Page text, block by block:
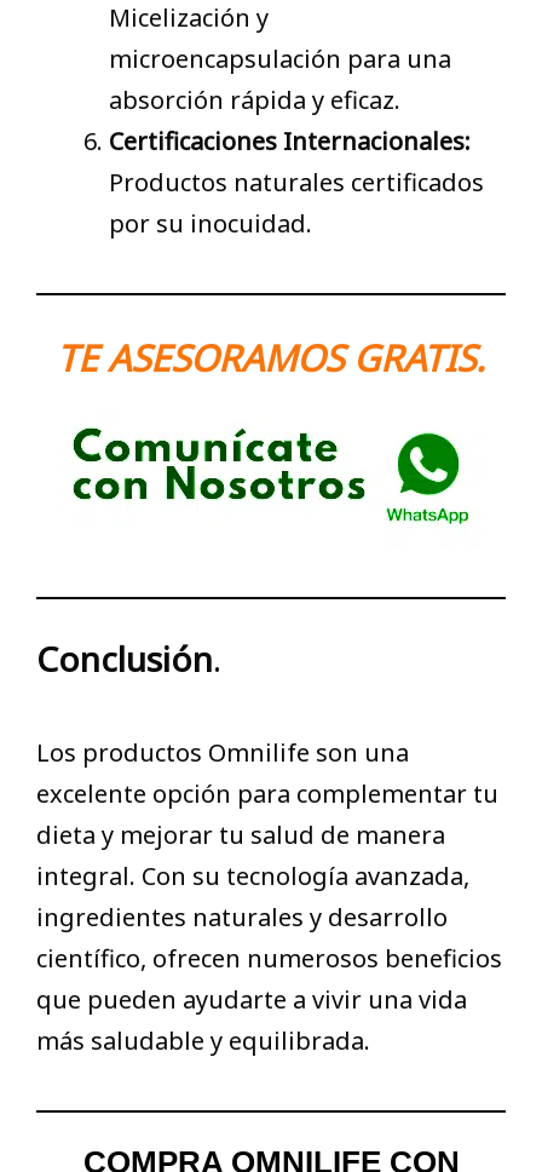
Micelización y
microencapsulación para una
absorción rápida y eficaz.
Certificaciones Internacionales:
Productos naturales certificados
por su inocuidad.
TE ASESORAMOS GRATIS.
Conclusión.
Los productos Omnilife son una
excelente opción para complementar tu
dieta y mejorar tu salud de manera
integral. Con su tecnología avanzada,
ingredientes naturales y desarrollo
científico, ofrecen numerosos beneficios
que pueden ayudarte a vivir una vida
más saludable y equilibrada.
COMPRA OMNILIFE CON